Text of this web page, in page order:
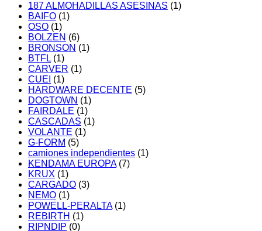
187 ALMOHADILLAS ASESINAS (1)
BAIFO (1)
OSO (1)
BOLZEN (6)
BRONSON (1)
BTFL (1)
CARVER (1)
CUEI (1)
HARDWARE DECENTE (5)
DOGTOWN (1)
FAIRDALE (1)
CASCADAS (1)
VOLANTE (1)
G-FORM (5)
camiones independientes (1)
KENDAMA EUROPA (7)
KRUX (1)
CARGADO (3)
NEMO (1)
POWELL-PERALTA (1)
REBIRTH (1)
RIPNDIP (0)